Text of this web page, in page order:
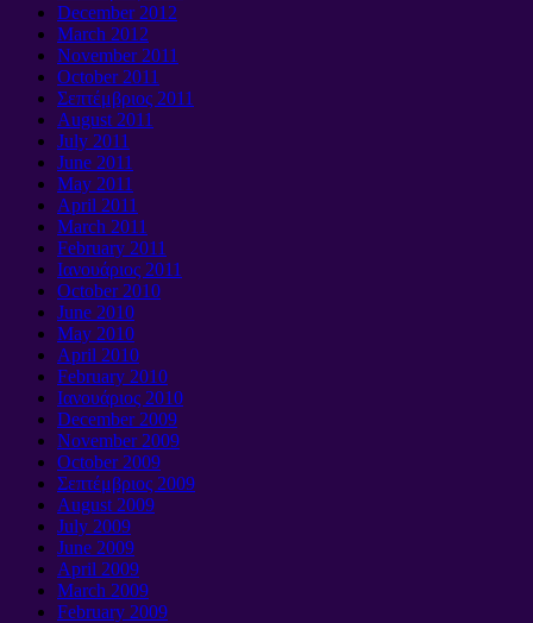
December2012
March 2012
November2011
October2011
Σεπτέμβριος 2011
August 2011
July 2011
June 2011
May 2011
April 2011
March 2011
February 2011
Ιανουάριος 2011
October2010
June 2010
May 2010
April 2010
February 2010
Ιανουάριος 2010
December2009
November2009
October2009
Σεπτέμβριος 2009
August 2009
July 2009
June 2009
April 2009
March 2009
February 2009